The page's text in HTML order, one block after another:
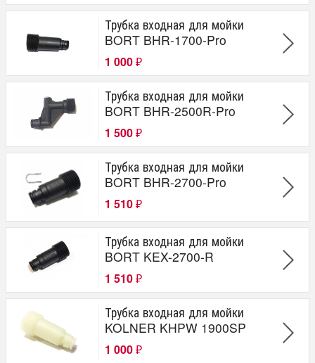
KOLNER
Тип инструмента
МОЙКА
Модель
BHR-2500R-Pro
KEX-2500
BHR-2300-Pro
BHR-2700-Pro
BHR-1900-Pro
BHR-2000-Pro
BHR-2000M-Pro
BHR-1600SC
DPW-1850
DPW-1650
KEX-2700-R
Трубка входная для мойки
BORT BHR-1700-Pro
1 000 ₽
Трубка входная для мойки
BORT BHR-2500R-Pro
1 500 ₽
Трубка входная для мойки
BORT BHR-2700-Pro
1 510 ₽
Трубка входная для мойки
BORT KEX-2700-R
1 510 ₽
Трубка входная для мойки
KOLNER KHPW 1900SP
1 000 ₽